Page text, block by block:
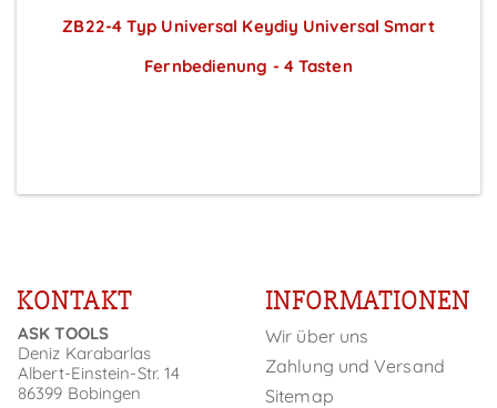
ZB22-4 Typ Universal Keydiy Universal Smart
Fernbedienung - 4 Tasten
KONTAKT
ASK TOOLS
Deniz Karabarlas
Albert-Einstein-Str. 14
86399 Bobingen
INFORMATIONEN
Wir über uns
Zahlung und Versand
Sitemap